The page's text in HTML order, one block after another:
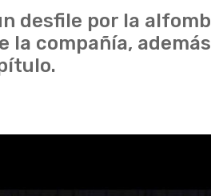
desfile por la
la compañía,